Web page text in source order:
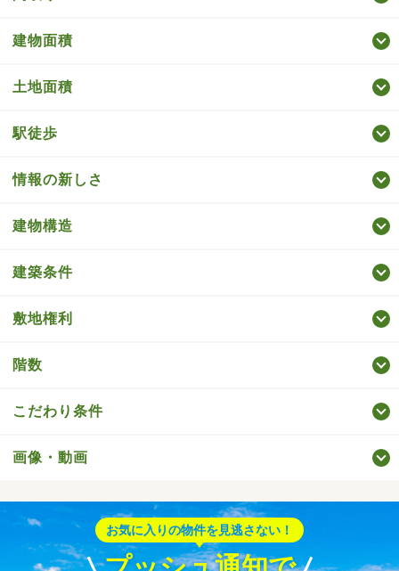
建物面積
土地面積
駅徒歩
情報の新しさ
建物構造
建築条件
敷地権利
階数
こだわり条件
画像・動画
お気に入りの物件を見逃さない！